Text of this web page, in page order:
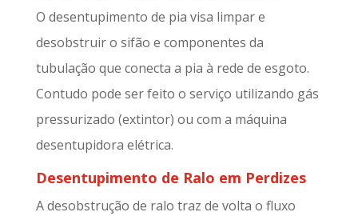
O desentupimento de pia visa limpar e
desobstruir o sifão e componentes da
tubulação que conecta a pia à rede de esgoto.
Contudo pode ser feito o serviço utilizando gás
pressurizado (extintor) ou com a máquina
desentupidora elétrica.
Desentupimento de Ralo em Perdizes
A desobstrução de ralo traz de volta o fluxo